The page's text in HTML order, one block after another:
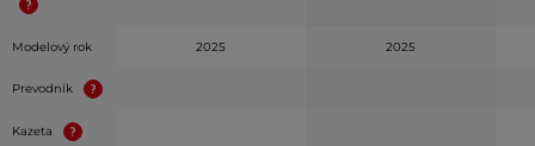
Modelový rok 2025 2025
Prevodník
Kazeta